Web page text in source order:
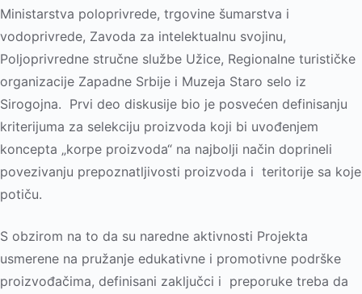
Ministarstva poloprivrede, trgovine šumarstva i
vodoprivrede, Zavoda za intelektualnu svojinu,
Polјoprivredne stručne službe Užice, Regionalne turističke
organizacije Zapadne Srbije i Muzeja Staro selo iz
Sirogojna. Prvi deo diskusije bio je posvećen definisanju
kriterijuma za selekciju proizvoda koji bi uvođenjem
koncepta „korpe proizvoda“ na najbolјi način doprineli
povezivanju prepoznatlјivosti proizvoda i teritorije sa koje
potiču.
S obzirom na to da su naredne aktivnosti Projekta
usmerene na pružanje edukativne i promotivne podrške
proizvođačima, definisani zaklјučci i preporuke treba da